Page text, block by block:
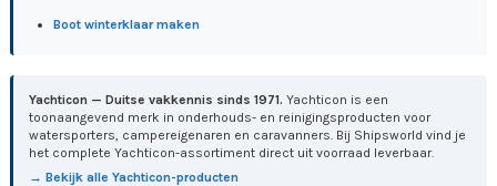
Boot winterklaar maken
Yachticon — Duitse vakkennis sinds 1971. Yachticon is een
toonaangevend merk in onderhouds- en reinigingsproducten voor
watersporters, campereigenaren en caravanners. Bij Shipsworld vind je
het complete Yachticon-assortiment direct uit voorraad leverbaar.
→ Bekijk alle Yachticon-producten